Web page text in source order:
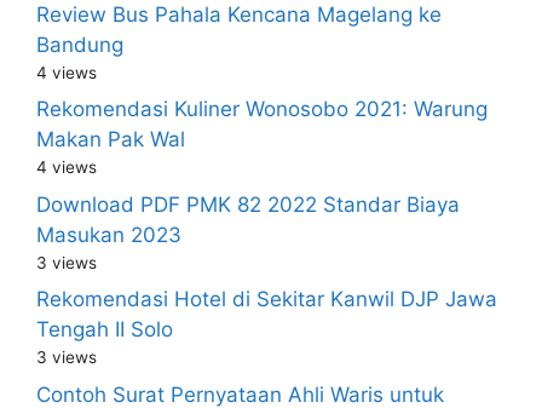
Review Bus Pahala Kencana Magelang ke
Bandung
4 views
Rekomendasi Kuliner Wonosobo 2021: Warung
Makan Pak Wal
4 views
Download PDF PMK 82 2022 Standar Biaya
Masukan 2023
3 views
Rekomendasi Hotel di Sekitar Kanwil DJP Jawa
Tengah II Solo
3 views
Contoh Surat Pernyataan Ahli Waris untuk